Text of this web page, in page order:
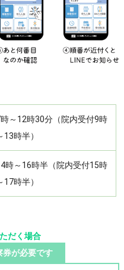
～12時30分（院内受付9時
13時半）
時～16時半（院内受付15時
17時半）
だく場合
券が必要です